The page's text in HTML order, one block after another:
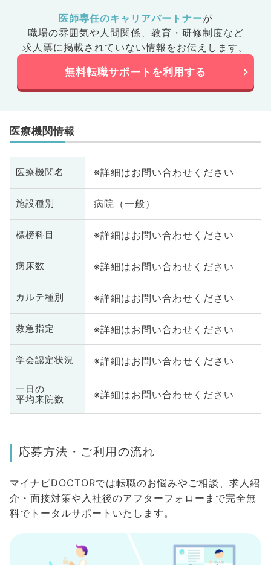
医師専任のキャリアパートナーが
職場の雰囲気や人間関係、 教育・研修制度など
求人票に掲載されていない情報をお伝えします。
無料転職サポートを利用する
医療機関情報
医療機関名 ※詳細はお問い合わせください
施設種別 病院（一般）
標榜科目 ※詳細はお問い合わせください
病床数 ※詳細はお問い合わせください
カルテ種別 ※詳細はお問い合わせください
救急指定 ※詳細はお問い合わせください
学会認定状況 ※詳細はお問い合わせください
一日の
平均来院数
※詳細はお問い合わせください
応募方法・ご利用の流れ
マイナビDOCTORでは転職のお悩みやご相談、求人紹
介・面接対策や入社後のアフターフォローまで完全無
料でトータルサポートいたします。